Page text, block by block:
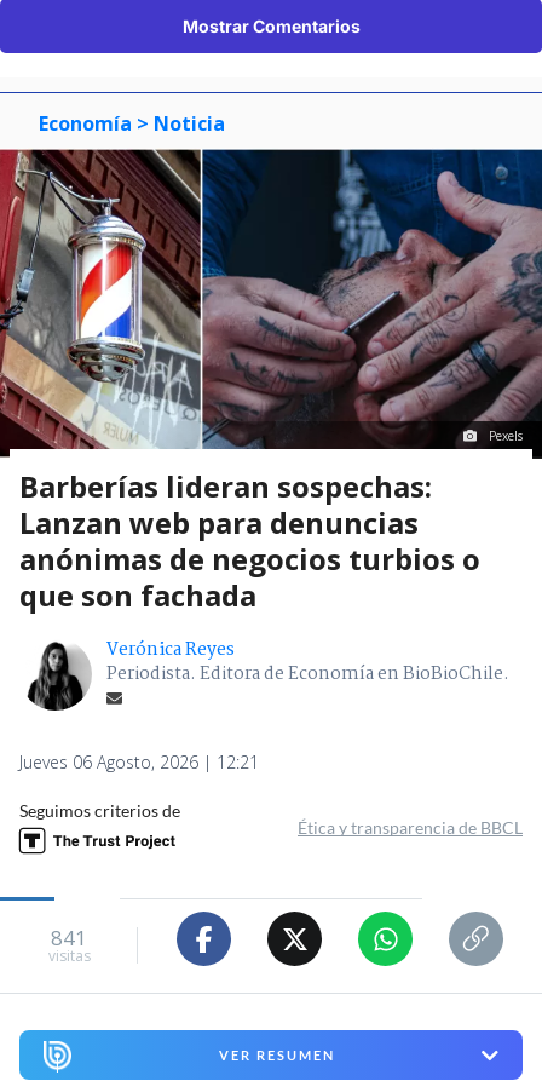
Mostrar Comentarios
Economía > Noticia
Pexels
Barberías lideran sospechas:
Lanzan web para denuncias
anónimas de negocios turbios o
que son fachada
Verónica Reyes
Periodista. Editora de Economía en BioBioChile.
Jueves 06 Agosto, 2026 | 12:21
Seguimos criterios de
Ética y transparencia de BBCL
841
visitas
VER RESUMEN